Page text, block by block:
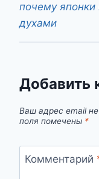
почему
духами
Добавить
Ваш адрес email
поля помечены *
Комментарий